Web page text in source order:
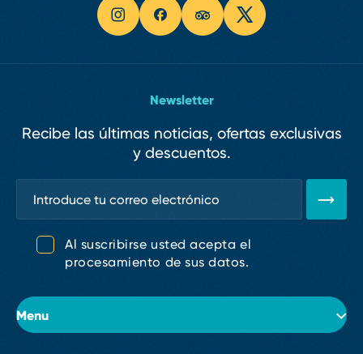
Menu
Newsletter
Recibe las últimas noticias, ofertas exclusivas
y descuentos.
Al suscribirse usted acepta el
procesamiento de sus datos.